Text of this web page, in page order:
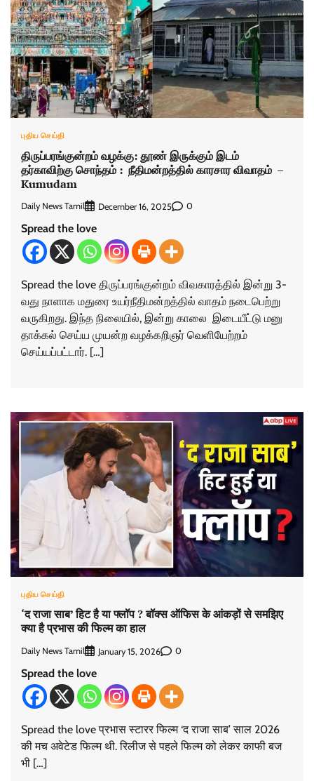
புதிய செய்தி
திருப்பரங்குன்றம் வழக்கு: தூண் இருக்கும் இடம்
தர்காவிற்கு சொந்தம் : நீதிமன்றத்தில் காரசார விவாதம் –
Kumudam
Daily News Tamil December 16, 2025 0
Spread the love
Spread the love திருப்பரங்குன்றம் விவகாரத்தில் இன்று 3-
வது நாளாக மதுரை உயர்நீதிமன்றத்தில் வாதம் நடைபெற்று
வருகிறது. இந்த நிலையில், இன்று காலை இடையீட்டு மனு
தாக்கல் செய்ய முயன்ற வழக்கறிஞர் வெளியேற்றம்
செய்யப்பட்டார். […]
புதிய செய்தி
‘द राजा साब’ हिट है या फ्लॉप ? बॉक्स ऑफिस के आंकड़ों से समझिए
क्या है प्रभास की फिल्म का हाल
Daily News Tamil January 15, 2026 0
Spread the love
Spread the love प्रभास स्टारर फिल्म ‘द राजा साब’ साल 2026
की मच अवेटेड फिल्म थी. रिलीज से पहले फिल्म को लेकर काफी बज
भी […]